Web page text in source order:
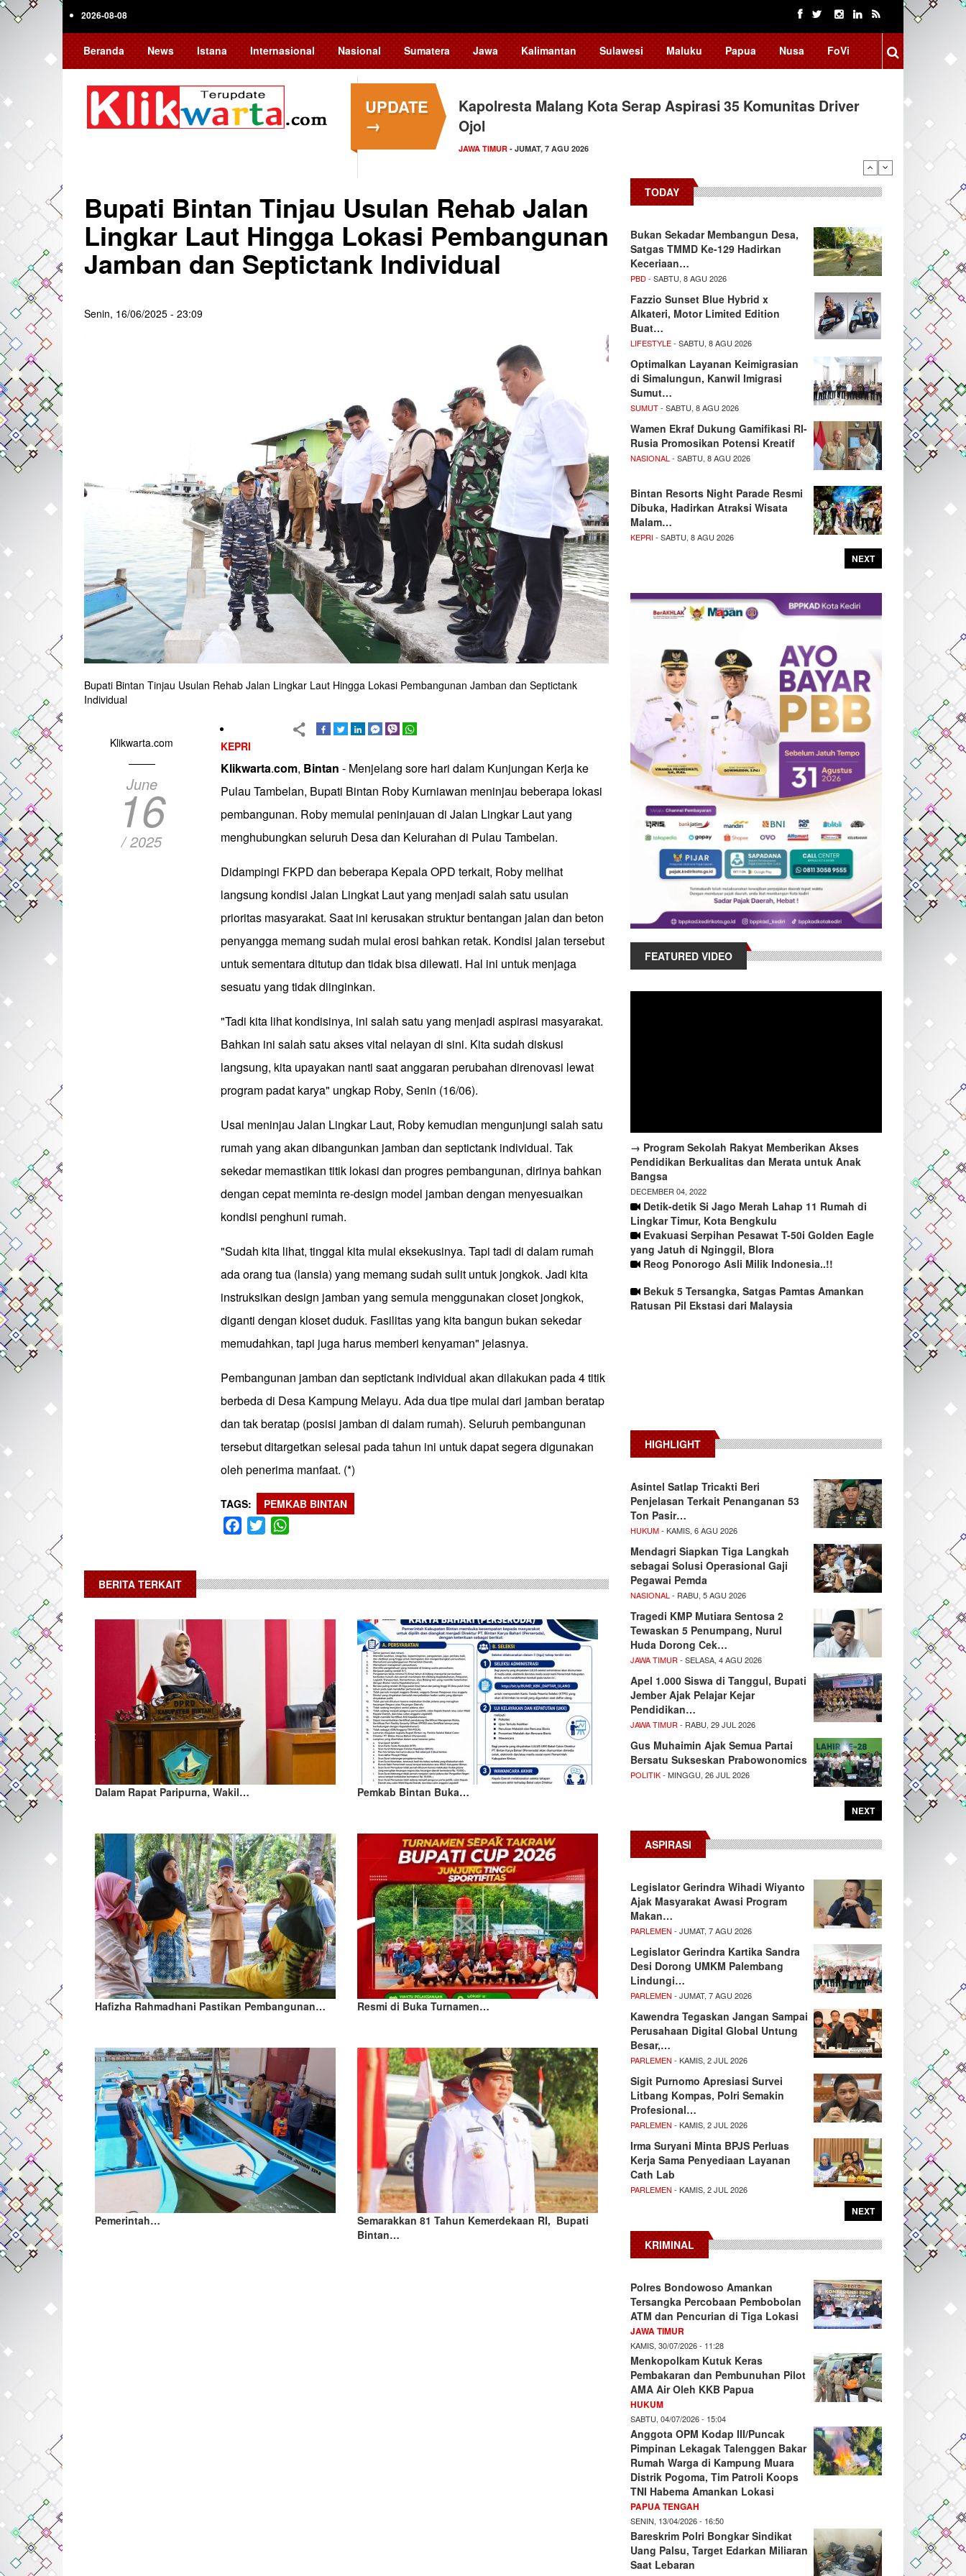
Skip
2026-08-08
Beranda News Istana Internasional Nasional Sumatera Jawa Kalimantan Sulawesi Maluku Papua Nusa FoVi
UPDATE
→
Kapolresta Malang Kota Serap Aspirasi 35 Komunitas Driver
Ojol
JAWA TIMUR - JUMAT, 7 AGU 2026
Bupati Bintan Tinjau Usulan Rehab Jalan
Lingkar Laut Hingga Lokasi Pembangunan
Jamban dan Septictank Individual
Senin, 16/06/2025 - 23:09
Bupati Bintan Tinjau Usulan Rehab Jalan Lingkar Laut Hingga Lokasi Pembangunan Jamban dan Septictank
Individual
Klikwarta.com
June
16
/ 2025
KEPRI
Klikwarta.com, Bintan - Menjelang sore hari dalam Kunjungan Kerja ke
Pulau Tambelan, Bupati Bintan Roby Kurniawan meninjau beberapa lokasi
pembangunan. Roby memulai peninjauan di Jalan Lingkar Laut yang
menghubungkan seluruh Desa dan Kelurahan di Pulau Tambelan.
Didampingi FKPD dan beberapa Kepala OPD terkait, Roby melihat
langsung kondisi Jalan Lingkat Laut yang menjadi salah satu usulan
prioritas masyarakat. Saat ini kerusakan struktur bentangan jalan dan beton
penyangga memang sudah mulai erosi bahkan retak. Kondisi jalan tersebut
untuk sementara ditutup dan tidak bisa dilewati. Hal ini untuk menjaga
sesuatu yang tidak diinginkan.
"Tadi kita lihat kondisinya, ini salah satu yang menjadi aspirasi masyarakat.
Bahkan ini salah satu akses vital nelayan di sini. Kita sudah diskusi
langsung, kita upayakan nanti saat anggaran perubahan direnovasi lewat
program padat karya" ungkap Roby, Senin (16/06).
Usai meninjau Jalan Lingkar Laut, Roby kemudian mengunjungi salah satu
rumah yang akan dibangunkan jamban dan septictank individual. Tak
sekedar memastikan titik lokasi dan progres pembangunan, dirinya bahkan
dengan cepat meminta re-design model jamban dengan menyesuaikan
kondisi penghuni rumah.
"Sudah kita lihat, tinggal kita mulai eksekusinya. Tapi tadi di dalam rumah
ada orang tua (lansia) yang memang sudah sulit untuk jongkok. Jadi kita
instruksikan design jamban yang semula menggunakan closet jongkok,
diganti dengan kloset duduk. Fasilitas yang kita bangun bukan sekedar
memudahkan, tapi juga harus memberi kenyaman" jelasnya.
Pembangunan jamban dan septictank individual akan dilakukan pada 4 titik
berbeda di Desa Kampung Melayu. Ada dua tipe mulai dari jamban beratap
dan tak beratap (posisi jamban di dalam rumah). Seluruh pembangunan
tersebut ditargetkan selesai pada tahun ini untuk dapat segera digunakan
oleh penerima manfaat. (*)
TAGS PEMKAB BINTAN
Facebook
Twitter
BERITA TERKAIT
Dalam Rapat Paripurna, Wakil… Pemkab Bintan Buka…
Hafizha Rahmadhani Pastikan Pembangunan… Resmi di Buka Turnamen…
Pemerintah…
Semarakkan 81 Tahun Kemerdekaan RI, Bupati
Bintan…
TODAY
Bukan Sekadar Membangun Desa,
Satgas TMMD Ke-129 Hadirkan
Keceriaan…
PBD- SABTU, 8 AGU 2026
Fazzio Sunset Blue Hybrid x
Alkateri, Motor Limited Edition
Buat…
LIFESTYLE- SABTU, 8 AGU 2026
Optimalkan Layanan Keimigrasian
di Simalungun, Kanwil Imigrasi
Sumut…
SUMUT- SABTU, 8 AGU 2026
Wamen Ekraf Dukung Gamifikasi RI-
Rusia Promosikan Potensi Kreatif
NASIONAL - SABTU, 8 AGU 2026
Bintan Resorts Night Parade Resmi
Dibuka, Hadirkan Atraksi Wisata
Malam…
KEPRI- SABTU, 8 AGU 2026
NEXT
FEATURED VIDEO
→ Program Sekolah Rakyat Memberikan Akses
Pendidikan Berkualitas dan Merata untuk Anak
Bangsa
DECEMBER 04, 2022
Detik-detik Si Jago Merah Lahap 11 Rumah di
Lingkar Timur, Kota Bengkulu
Evakuasi Serpihan Pesawat T-50i Golden Eagle
yang Jatuh di Nginggil, Blora
Reog Ponorogo Asli Milik Indonesia..!!
Bekuk 5 Tersangka, Satgas Pamtas Amankan
Ratusan Pil Ekstasi dari Malaysia
HIGHLIGHT
Asintel Satlap Tricakti Beri
Penjelasan Terkait Penanganan 53
Ton Pasir…
HUKUM- KAMIS, 6 AGU 2026
Mendagri Siapkan Tiga Langkah
sebagai Solusi Operasional Gaji
Pegawai Pemda
NASIONAL - RABU, 5 AGU 2026
Tragedi KMP Mutiara Sentosa 2
Tewaskan 5 Penumpang, Nurul
Huda Dorong Cek…
JAWA TIMUR - SELASA, 4 AGU 2026
Apel 1.000 Siswa di Tanggul, Bupati
Jember Ajak Pelajar Kejar
Pendidikan…
JAWA TIMUR - RABU, 29 JUL 2026
Gus Muhaimin Ajak Semua Partai
Bersatu Sukseskan Prabowonomics
POLITIK- MINGGU, 26 JUL 2026
NEXT
ASPIRASI
Legislator Gerindra Wihadi Wiyanto
Ajak Masyarakat Awasi Program
Makan…
PARLEMEN - JUMAT, 7 AGU 2026
Legislator Gerindra Kartika Sandra
Desi Dorong UMKM Palembang
Lindungi…
PARLEMEN - JUMAT, 7 AGU 2026
Kawendra Tegaskan Jangan Sampai
Perusahaan Digital Global Untung
Besar,…
PARLEMEN - KAMIS, 2 JUL 2026
Sigit Purnomo Apresiasi Survei
Litbang Kompas, Polri Semakin
Profesional…
PARLEMEN - KAMIS, 2 JUL 2026
Irma Suryani Minta BPJS Perluas
Kerja Sama Penyediaan Layanan
Cath Lab
PARLEMEN - KAMIS, 2 JUL 2026
NEXT
KRIMINAL
Polres Bondowoso Amankan
Tersangka Percobaan Pembobolan
ATM dan Pencurian di Tiga Lokasi
JAWA TIMUR
KAMIS, 30/07/2026 - 11:28
Menkopolkam Kutuk Keras
Pembakaran dan Pembunuhan Pilot
AMA Air Oleh KKB Papua
HUKUM
SABTU, 04/07/2026 - 15:04
Anggota OPM Kodap III/Puncak
Pimpinan Lekagak Talenggen Bakar
Rumah Warga di Kampung Muara
Distrik Pogoma, Tim Patroli Koops
TNI Habema Amankan Lokasi
PAPUA TENGAH
SENIN, 13/04/2026 - 16:50
Bareskrim Polri Bongkar Sindikat
Uang Palsu, Target Edarkan Miliaran
Saat Lebaran